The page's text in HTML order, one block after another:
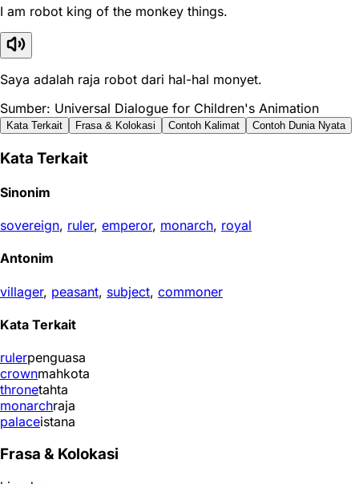
I am robot king of the monkey things.
Saya adalah raja robot dari hal-hal monyet.
Sumber: Universal Dialogue for Children's Animation
Kata Terkait Frasa & Kolokasi Contoh Kalimat Contoh Dunia Nyata
Kata Terkait
Sinonim
sovereign, ruler, emperor, monarch, royal
Antonim
villager, peasant, subject, commoner
Kata Terkait
rulerpenguasa
crownmahkota
thronetahta
monarchraja
palaceistana
Frasa & Kolokasi